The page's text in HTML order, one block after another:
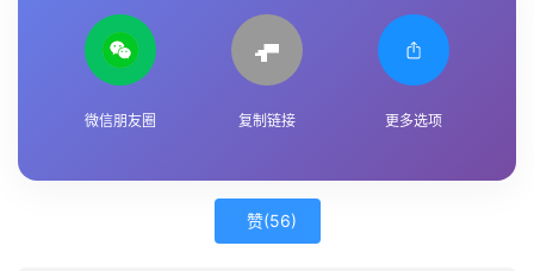
微信朋友圈 复制链接 更多选项
赞(56)